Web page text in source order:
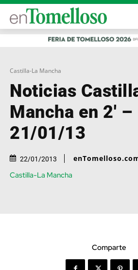
Castilla-La Mancha
Noticias
Mancha en 2′ –
21/01/13
22/01/2013
Castilla-La Mancha
Comparte